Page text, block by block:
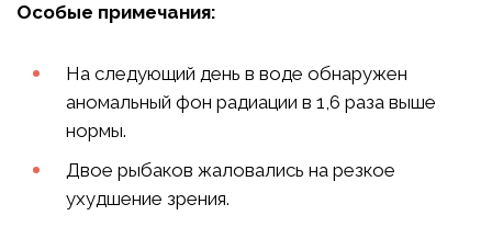
Особые примечания:
На следующий день в воде обнаружен
аномальный фон радиации в 1,6 раза выше
нормы.
Двое рыбаков жаловались на резкое
ухудшение зрения.